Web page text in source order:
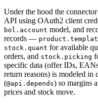
Under the hood the
API using OAuth2 client
bol.account model, and
records —
stock.quant for available
orders, and stock.picking
specific data (offer IDs,
return reasons) is modeled in
(@api.depends) so margins
prices and stock move.